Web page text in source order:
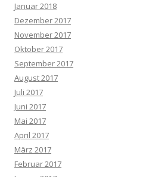
Januar 2018
Dezember 2017
November 2017
Oktober 2017
September 2017
August 2017
Juli 2017
Juni 2017
Mai 2017
April 2017
März 2017
Februar 2017